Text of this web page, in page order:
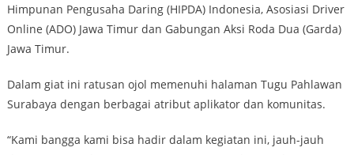
Himpunan Pengusaha Daring (HIPDA) Indonesia, Asosiasi Driver
Online (ADO) Jawa Timur dan Gabungan Aksi Roda Dua (Garda)
Jawa Timur.
Dalam giat ini ratusan ojol memenuhi halaman Tugu Pahlawan
Surabaya dengan berbagai atribut aplikator dan komunitas.
“Kami bangga kami bisa hadir dalam kegiatan ini, jauh-jauh